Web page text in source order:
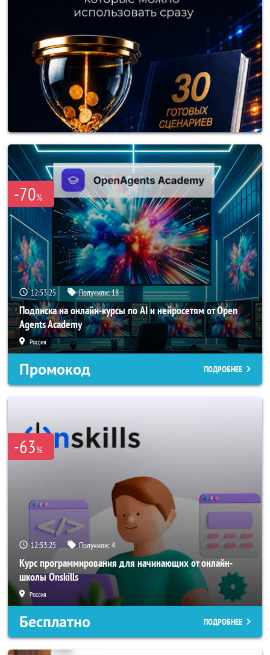
-70%
12:53:23 Получили:18
Подписка на онлайн-курсы по AI и нейросетям от Open
Agents Academy
Россия
Промокод ПОДРОБНЕЕ
-63%
12:53:23 Получили:4
Курс программирования для начинающих от онлайн-
школы Onskills
Россия
Бесплатно ПОДРОБНЕЕ